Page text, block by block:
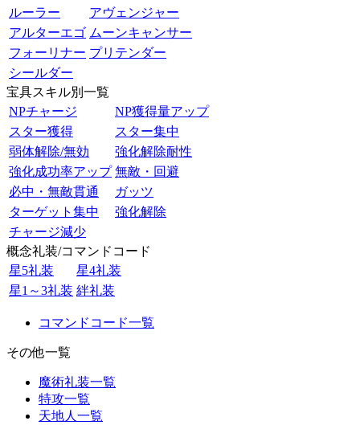
ルーラー
アヴェンジャー
アルターエゴ ムーンキャンサー
フォーリナー プリテンダー
シールダー
宝具スキル別一覧
NPチャージ
NP獲得量アップ
スター獲得
スター集中
弱体解除/無効
強化解除耐性
強化成功率アップ 無敵・回避
必中・無敵貫通
ガッツ
ターゲット集中
強化解除
チャージ減少
概念礼装/コマンドコード
星5礼装
星4礼装
星1～3礼装 絆礼装
コマンドコード一覧
その他一覧
魔術礼装一覧
特攻一覧
天地人一覧